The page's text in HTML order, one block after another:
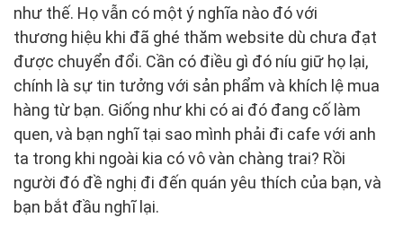
như thế. Họ vẫn có một ý nghĩa nào đó với
thương hiệu khi đã ghé thăm website dù chưa đạt
được chuyển đổi. Cần có điều gì đó níu giữ họ lại,
chính là sự tin tưởng với sản phẩm và khích lệ mua
hàng từ bạn. Giống như khi có ai đó đang cố làm
quen, và bạn nghĩ tại sao mình phải đi cafe với anh
ta trong khi ngoài kia có vô vàn chàng trai? Rồi
người đó đề nghị đi đến quán yêu thích của bạn, và
bạn bắt đầu nghĩ lại.